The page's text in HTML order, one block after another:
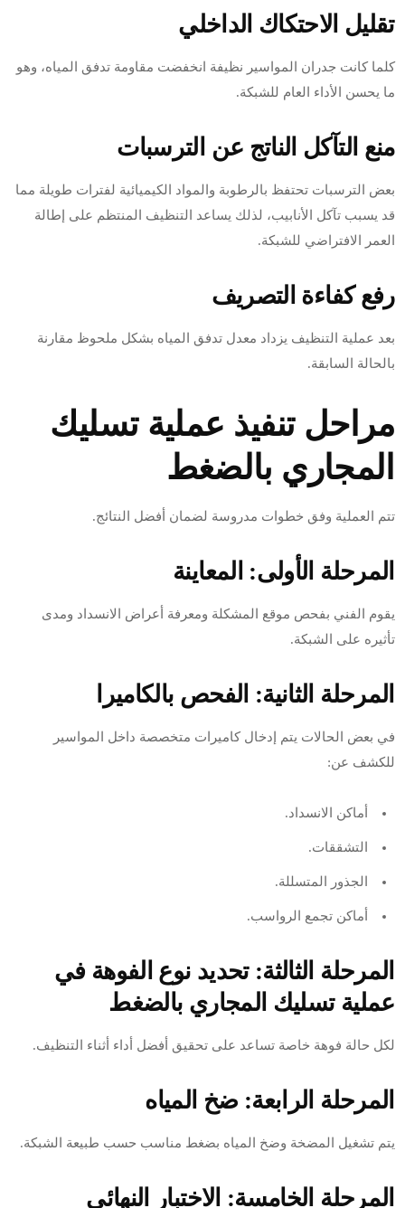
تقليل الاحتكاك الداخلي
كلما كانت جدران المواسير نظيفة انخفضت مقاومة تدفق المياه، وهو
ما يحسن الأداء العام للشبكة.
منع التآكل الناتج عن الترسبات
بعض الترسبات تحتفظ بالرطوبة والمواد الكيميائية لفترات طويلة مما
قد يسبب تآكل الأنابيب، لذلك يساعد التنظيف المنتظم على إطالة
العمر الافتراضي للشبكة.
رفع كفاءة التصريف
بعد عملية التنظيف يزداد معدل تدفق المياه بشكل ملحوظ مقارنة
بالحالة السابقة.
مراحل تنفيذ عملية تسليك
المجاري بالضغط
تتم العملية وفق خطوات مدروسة لضمان أفضل النتائج.
المرحلة الأولى: المعاينة
يقوم الفني بفحص موقع المشكلة ومعرفة أعراض الانسداد ومدى
تأثيره على الشبكة.
المرحلة الثانية: الفحص بالكاميرا
في بعض الحالات يتم إدخال كاميرات متخصصة داخل المواسير
للكشف عن:
أماكن الانسداد.
التشققات.
الجذور المتسللة.
أماكن تجمع الرواسب.
المرحلة الثالثة: تحديد نوع الفوهة في
عملية تسليك المجاري بالضغط
لكل حالة فوهة خاصة تساعد على تحقيق أفضل أداء أثناء التنظيف.
المرحلة الرابعة: ضخ المياه
يتم تشغيل المضخة وضخ المياه بضغط مناسب حسب طبيعة الشبكة.
المرحلة الخامسة: الاختبار النهائي